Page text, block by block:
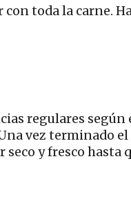
toda la carne.
regulares según
vez terminado el
y fresco hasta